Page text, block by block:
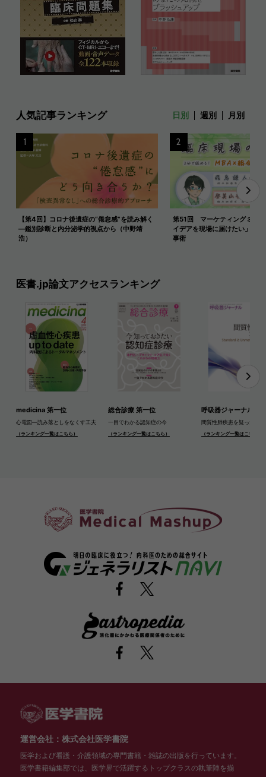
人気記事ランキング 日別 週別 月別
【第4回】コロナ後遺症の“倦怠感”を読み解く
―鑑別診断と内分泌学的視点から（中野靖
浩）
1
第51回 マーケティングミッ
イデアを現場に届けたい」と
事術
2
医書.jp論文アクセスランキング
medicina 第一位
心電図―読み落としをなくす工夫
（ランキング一覧はこちら）
総合診療 第一位
一目でわかる認知症の今
（ランキング一覧はこちら）
呼吸器ジャーナル 第
間質性肺疾患を疑ったら
（ランキング一覧はこちら）
運営会社：株式会社医学書院
医学および看護・介護領域の専門書籍・雑誌の出版を行っています。
医学書籍編集部では、医学界で活躍するトップクラスの執筆陣を揃